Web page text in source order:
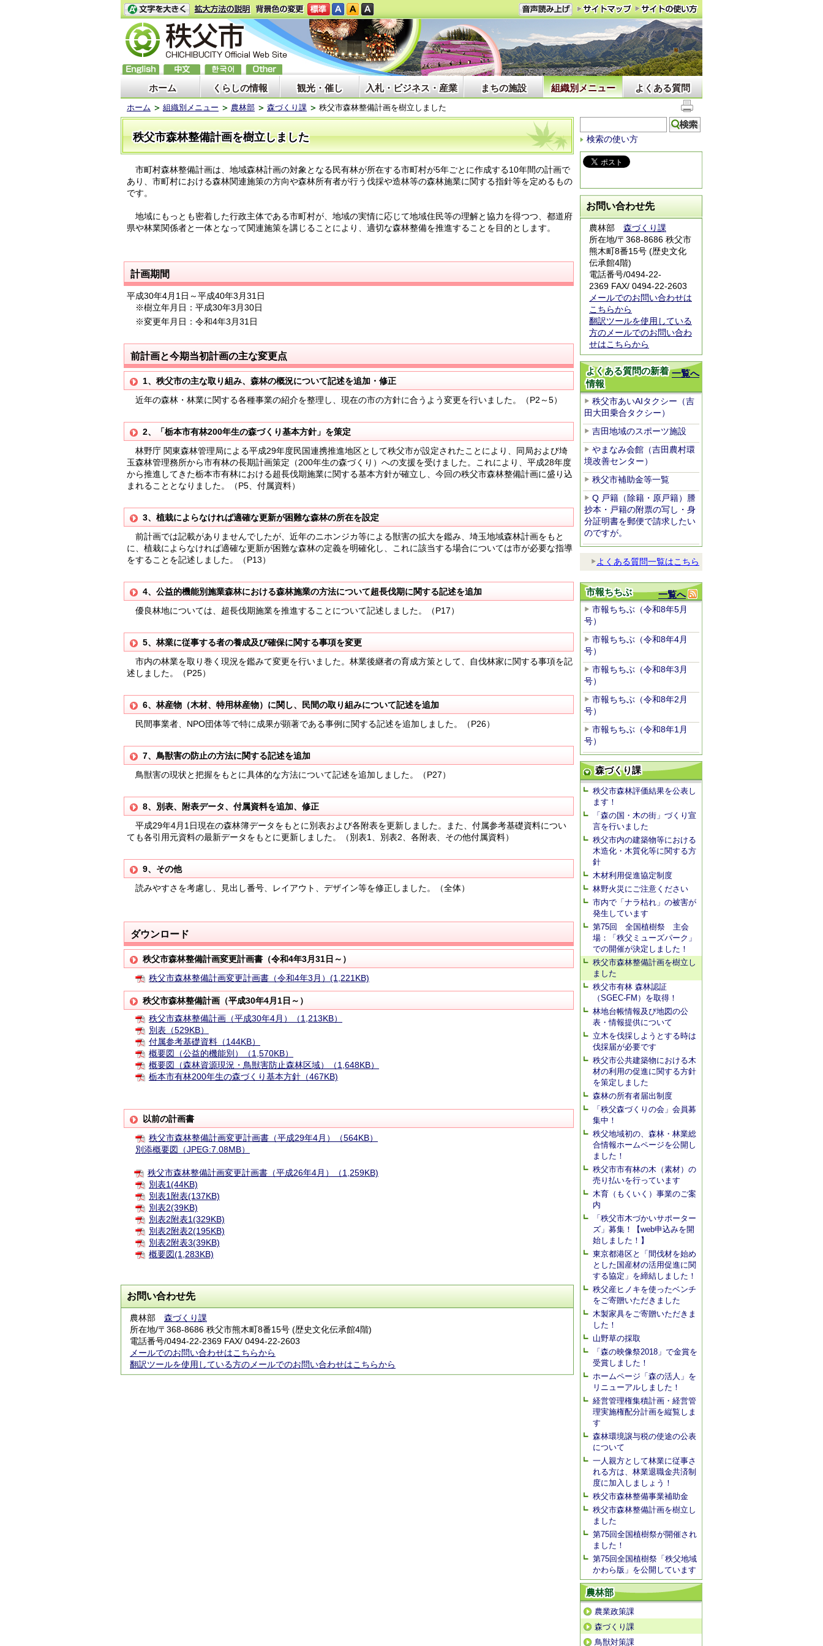
ホーム くらしの情報 観光・催し 入札・ビジネス・産業 まちの施設 組織別メニュー よくある質問
ホーム 組織別メニュー 農林部 森づくり課 秩父市森林整備計画を樹立しました
秩父市森林整備計画を樹立しました
市町村森林整備計画は、地域森林計画の対象となる民有林が所在する市町村が5年ごとに作成する10年間の計画で
あり、市町村における森林関連施策の方向や森林所有者が行う伐採や造林等の森林施業に関する指針等を定めるもの
です。
地域にもっとも密着した行政主体である市町村が、地域の実情に応じて地域住民等の理解と協力を得つつ、都道府
県や林業関係者と一体となって関連施策を講じることにより、適切な森林整備を推進することを目的とします。
計画期間
平成30年4月1日～平成40年3月31日
※樹立年月日：平成30年3月30日
※変更年月日：令和4年3月31日
前計画と今期当初計画の主な変更点
1、秩父市の主な取り組み、森林の概況について記述を追加・修正
近年の森林・林業に関する各種事業の紹介を整理し、現在の市の方針に合うよう変更を行いました。（P2～5）
2、「栃本市有林200年生の森づくり基本方針」を策定
林野庁 関東森林管理局による平成29年度民国連携推進地区として秩父市が設定されたことにより、同局および埼
玉森林管理務所から市有林の長期計画策定（200年生の森づくり）への支援を受けました。これにより、平成28年度
から推進してきた栃本市有林における超長伐期施業に関する基本方針が確立し、今回の秩父市森林整備計画に盛り込
まれることとなりました。（P5、付属資料）
3、植栽によらなければ適確な更新が困難な森林の所在を設定
前計画では記載がありませんでしたが、近年のニホンジカ等による獣害の拡大を鑑み、埼玉地域森林計画をもと
に、植栽によらなければ適確な更新が困難な森林の定義を明確化し、これに該当する場合については市が必要な指導
をすることを記述しました。（P13）
4、公益的機能別施業森林における森林施業の方法について超長伐期に関する記述を追加
優良林地については、超長伐期施業を推進することについて記述しました。（P17）
5、林業に従事する者の養成及び確保に関する事項を変更
市内の林業を取り巻く現況を鑑みて変更を行いました。林業後継者の育成方策として、自伐林家に関する事項を記
述しました。（P25）
6、林産物（木材、特用林産物）に関し、民間の取り組みについて記述を追加
民間事業者、NPO団体等で特に成果が顕著である事例に関する記述を追加しました。（P26）
7、鳥獣害の防止の方法に関する記述を追加
鳥獣害の現状と把握をもとに具体的な方法について記述を追加しました。（P27）
8、別表、附表データ、付属資料を追加、修正
平成29年4月1日現在の森林簿データをもとに別表および各附表を更新しました。また、付属参考基礎資料につい
ても各引用元資料の最新データをもとに更新しました。（別表1、別表2、各附表、その他付属資料）
9、その他
読みやすさを考慮し、見出し番号、レイアウト、デザイン等を修正しました。（全体）
ダウンロード
秩父市森林整備計画変更計画書（令和4年3月31日～）
秩父市森林整備計画変更計画書（令和4年3月）(1,221KB)
秩父市森林整備計画（平成30年4月1日～）
秩父市森林整備計画（平成30年4月）（1,213KB）
別表（529KB）
付属参考基礎資料（144KB）
概要図（公益的機能別）（1,570KB）
概要図（森林資源現況・鳥獣害防止森林区域）（1,648KB）
栃本市有林200年生の森づくり基本方針（467KB)
以前の計画書
秩父市森林整備計画変更計画書（平成29年4月）（564KB）
別添概要図（JPEG:7.08MB）
秩父市森林整備計画変更計画書（平成26年4月）（1,259KB)
別表1(44KB)
別表1附表(137KB)
別表2(39KB)
別表2附表1(329KB)
別表2附表2(195KB)
別表2附表3(39KB)
概要図(1,283KB)
お問い合わせ先
農林部 森づくり課
所在地/〒368-8686 秩父市熊木町8番15号 (歴史文化伝承館4階)
電話番号/0494-22-2369 FAX/ 0494-22-2603
メールでのお問い合わせはこちらから
翻訳ツールを使用している方のメールでのお問い合わせはこちらから
検索の使い方
お問い合わせ先
農林部 森づくり課
所在地/〒368-8686 秩父市
熊木町8番15号 (歴史文化
伝承館4階)
電話番号/0494-22-
2369 FAX/ 0494-22-2603
メールでのお問い合わせは
こちらから
翻訳ツールを使用している
方のメールでのお問い合わ
せはこちらから
一覧へ
よくある質問の新着
情報
秩父市あいAIタクシー（吉
田大田乗合タクシー）
吉田地域のスポーツ施設
やまなみ会館（吉田農村環
境改善センター）
秩父市補助金等一覧
Q 戸籍（除籍・原戸籍）謄
抄本・戸籍の附票の写し・身
分証明書を郵便で請求したい
のですが。
よくある質問一覧はこちら
一覧へ
市報ちちぶ
市報ちちぶ（令和8年5月
号）
市報ちちぶ（令和8年4月
号）
市報ちちぶ（令和8年3月
号）
市報ちちぶ（令和8年2月
号）
市報ちちぶ（令和8年1月
号）
森づくり課
秩父市森林評価結果を公表し
ます！
「森の国・木の街」づくり宣
言を行いました
秩父市内の建築物等における
木造化・木質化等に関する方
針
木材利用促進協定制度
林野火災にご注意ください
市内で「ナラ枯れ」の被害が
発生しています
第75回 全国植樹祭 主会
場：「秩父ミューズパーク」
での開催が決定しました！
秩父市森林整備計画を樹立し
ました
秩父市有林 森林認証
（SGEC-FM）を取得！
林地台帳情報及び地図の公
表・情報提供について
立木を伐採しようとする時は
伐採届が必要です
秩父市公共建築物における木
材の利用の促進に関する方針
を策定しました
森林の所有者届出制度
「秩父森づくりの会」会員募
集中！
秩父地域初の、森林・林業総
合情報ホームページを公開し
ました！
秩父市市有林の木（素材）の
売り払いを行っています
木育（もくいく）事業のご案
内
「秩父市木づかいサポーター
ズ」募集！【web申込みを開
始しました！】
東京都港区と「間伐材を始め
とした国産材の活用促進に関
する協定」を締結しました！
秩父産ヒノキを使ったベンチ
をご寄贈いただきました
木製家具をご寄贈いただきま
した！
山野草の採取
「森の映像祭2018」で金賞を
受賞しました！
ホームページ「森の活人」を
リニューアルしました！
経営管理権集積計画・経営管
理実施権配分計画を縦覧しま
す
森林環境譲与税の使途の公表
について
一人親方として林業に従事さ
れる方は、林業退職金共済制
度に加入しましょう！
秩父市森林整備事業補助金
秩父市森林整備計画を樹立し
ました
第75回全国植樹祭が開催され
ました！
第75回全国植樹祭「秩父地域
かわら版」を公開しています
農林部
農業政策課
森づくり課
鳥獣対策課